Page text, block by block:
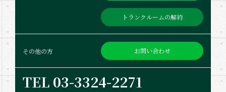
トランクルームの解約
その他の方 お問い合わせ
TEL 03-332​4-2271